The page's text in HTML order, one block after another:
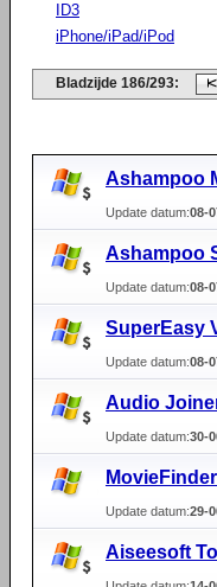
ID3
iPhone/iPad/iPod
Bladzijde 186/293:
Ashampoo
Update datum:08-
Ashampoo
Update datum:08-
SuperEasy
Update datum:08-
Audio
Update datum:30-
Update datum:29-
Aiseesoft